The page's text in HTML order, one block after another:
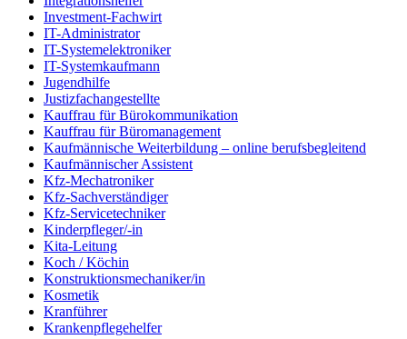
Investment-Fachwirt
IT-Administrator
IT-Systemelektroniker
IT-Systemkaufmann
Jugendhilfe
Justizfachangestellte
Kauffrau für Bürokommunikation
Kauffrau für Büromanagement
Kaufmännische Weiterbildung – online berufsbegleitend
Kaufmännischer Assistent
Kfz-Mechatroniker
Kfz-Sachverständiger
Kfz-Servicetechniker
Kinderpfleger/-in
Kita-Leitung
Koch / Köchin
Konstruktionsmechaniker/in
Kosmetik
Kranführer
Krankenpflegehelfer